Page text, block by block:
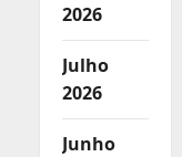
2026
Julho
2026
Junho